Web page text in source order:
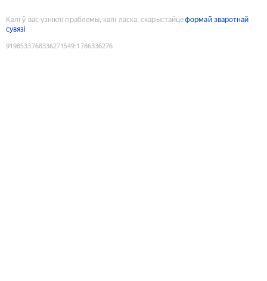
Калі ў вас узніклі праблемы, калі ласка, скарыстайцеформай зваротнай
сувязі
9198533768336271549:1786336276